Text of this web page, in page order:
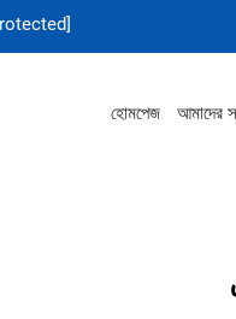
হোমপেজ আমাদের